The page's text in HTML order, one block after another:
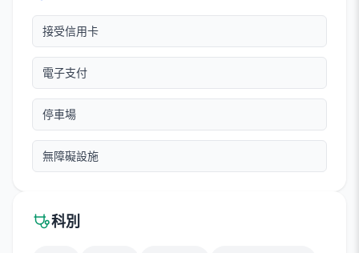
接受信用卡
電子支付
停車場
無障礙設施
科別